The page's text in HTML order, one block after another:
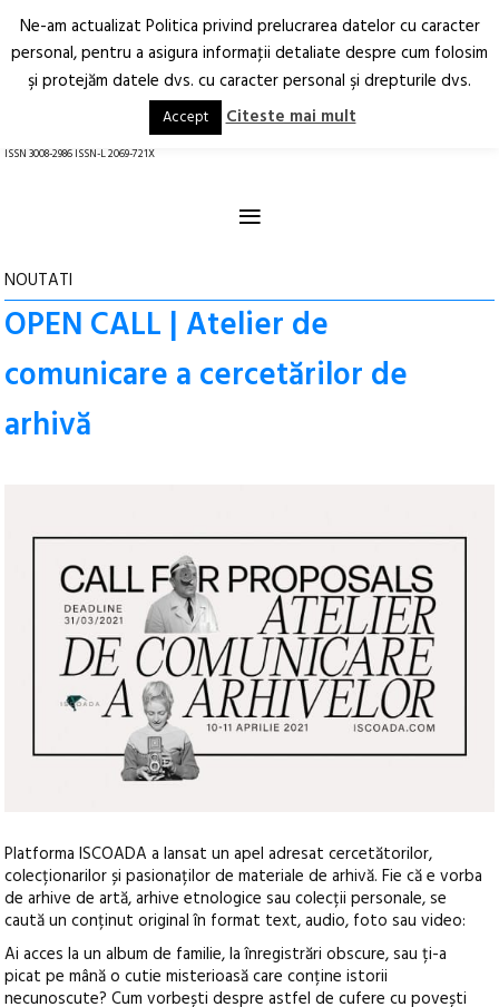
Arhitectură.
Oraș.
RO EN
ISSN 3008-2986 ISSN-L 2069-721X
≡
NOUTATI
OPEN CALL | Atelier de
comunicare a cercetărilor de
arhivă
Platforma ISCOADA a lansat un apel adresat cercetătorilor,
colecționarilor și pasionaților de materiale de arhivă. Fie că e vorba
de arhive de artă, arhive etnologice sau colecții personale, se
caută un conținut original în format text, audio, foto sau video:
Ai acces la un album de familie, la înregistrări obscure, sau ți-a
picat pe mână o cutie misterioasă care conține istorii
necunoscute? Cum vorbești despre astfel de cufere cu povești
Ne-am actualizat Politica privind prelucrarea datelor cu caracter
personal, pentru a asigura informaţii detaliate despre cum folosim
şi protejăm datele dvs. cu caracter personal şi drepturile dvs.
Accept Citeste mai mult